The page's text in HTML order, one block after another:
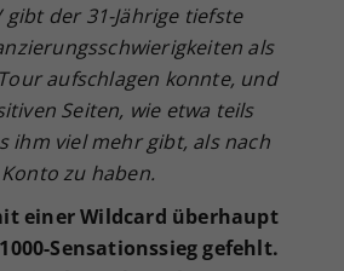
der 31-Jährige tiefste
als
aufschlagen konnte, und
Seiten, wie etwa teils
ihm viel mehr gibt, als nach
zu haben.
einer Wildcard überhaupt
Sensationssieg gefehlt.